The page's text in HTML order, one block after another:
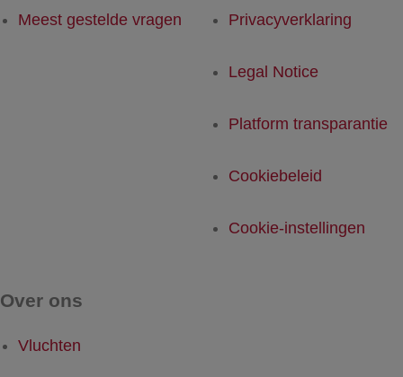
Meest gestelde vragen Privacyverklaring
Legal Notice
Platform transparantie
Cookiebeleid
Cookie-instellingen
Over ons
Vluchten